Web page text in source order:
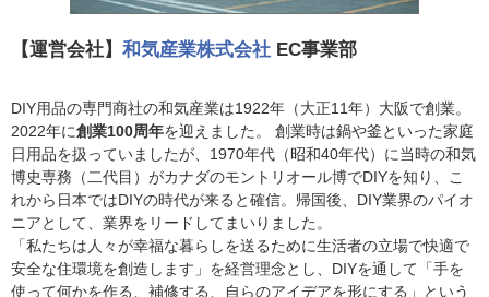
【運営会社】 和気産業株式会社 EC事業部
DIY用品の専門商社の和気産業は1922年（大正11年）大阪で創業。
2022年に創業100周年を迎えました。 創業時は鍋や釜といった家庭
日用品を扱っていましたが、1970年代（昭和40年代）に当時の和気
博史専務（二代目）がカナダのモントリオール博でDIYを知り、こ
れから日本ではDIYの時代が来ると確信。帰国後、DIY業界のパイオ
ニアとして、業界をリードしてまいりました。
「私たちは人々が幸福な暮らしを送るために生活者の立場で快適で
安全な住環境を創造します」を経営理念とし、DIYを通して「手を
使って何かを作る、補修する、自らのアイデアを形にする」という